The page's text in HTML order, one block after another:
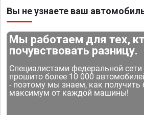
Вы не узнаете ваш
Мы работаем для тех,
почувствовать разницу.
Специалистами федеральной
прошито более 10 000
- поэтому мы знаем, как получить
максимум от каждой машины!